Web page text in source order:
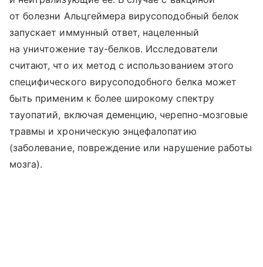
от болезни Альцгеймера вирусоподобный белок
запускает иммунный ответ, нацеленный
на уничтожение тау-белков. Исследователи
считают, что их метод с использованием этого
специфического вирусоподобного белка может
быть применим к более широкому спектру
тауопатий, включая деменцию, черепно-мозговые
травмы и хроническую энцефалопатию
(заболевание, повреждение или нарушение работы
мозга).